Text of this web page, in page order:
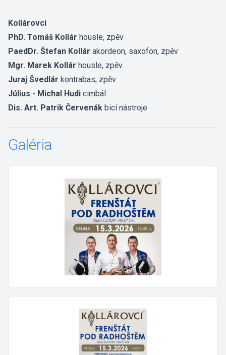
Kollárovci
PhD. Tomáš Kollár housle, zpěv
PaedDr. Štefan Kollár akordeon, saxofon, zpěv
Mgr. Marek Kollár housle, zpěv
Juraj Švedlár kontrabas, zpěv
Július - Michal Hudi cimbál
Dis. Art. Patrik Červenák bicí nástroje
Galéria